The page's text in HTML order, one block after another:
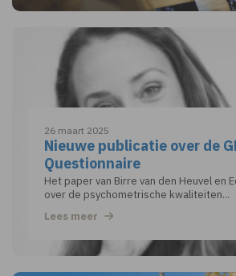
26 maart 2025
Nieuwe publicatie over de
Questionnaire
Het paper van Birre van den Heuvel en
over de psychometrische kwaliteiten...
Lees meer